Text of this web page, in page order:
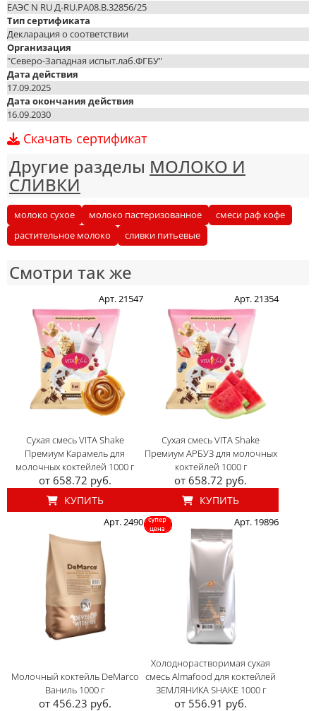
ЕАЭС N RU Д-RU.PA08.B.32856/25
Тип сертификата
Декларация о соответствии
Организация
"Северо-Западная испыт.лаб.ФГБУ"
Дата действия
17.09.2025
Дата окончания действия
16.09.2030
Скачать сертификат
Другие разделы МОЛОКО И
СЛИВКИ
молоко сухое молоко пастеризованное
смеси раф кофе
растительное молоко
сливки питьевые
Смотри так же
Арт. 21547
Сухая смесь VITA Shake
Премиум Карамель для
молочных коктейлей 1000 г
от 658.72 руб.
КУПИТЬ
Арт. 21354
Сухая смесь VITA Shake
Премиум АРБУЗ для молочных
коктейлей 1000 г
от 658.72 руб.
КУПИТЬ
Арт. 2490
Молочный коктейль DeMarco
Ваниль 1000 г
от 456.23 руб.
Арт. 19896
Холоднорастворимая сухая
смесь Almafood для коктейлей
ЗЕМЛЯНИКА SHAKE 1000 г
от 556.91 руб.